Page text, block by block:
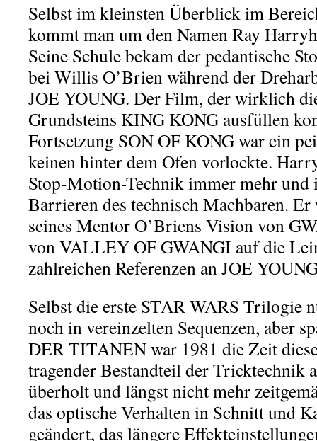
Selbst im kleinsten Überblick im
kommt man um den Namen Ray
Seine Schule bekam der pedantische
bei Willis O’Brien während der
JOE YOUNG. Der Film, der wirklich
Grundsteins KING KONG ausfüllen
Fortsetzung SON OF KONG war ein
keinen hinter dem Ofen vorlockte.
Stop-Motion-Technik immer mehr und
Barrieren des technisch Machbaren.
seines Mentor O’Briens Vision von
von VALLEY OF GWANGI auf die
zahlreichen Referenzen an JOE
Selbst die erste STAR WARS Trilogie
noch in vereinzelten Sequenzen, aber
DER TITANEN war 1981 die Zeit
tragender Bestandteil der Tricktechnik
überholt und längst nicht mehr
das optische Verhalten in Schnitt und
geändert, das längere